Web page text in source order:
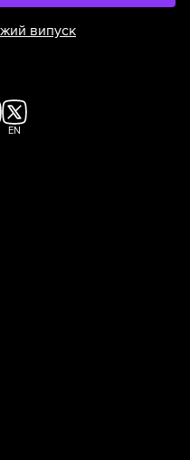
випуск
EN